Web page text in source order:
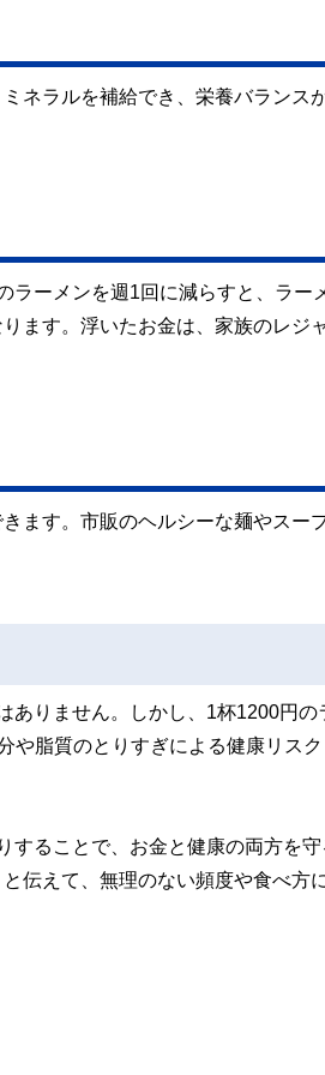
ネラルを補給でき、栄養バランス
ラーメンを週1回に減らすと、ラー
ます。浮いたお金は、家族のレジ
ます。市販のヘルシーな麺やスー
ありません。しかし、1杯1200円の
や脂質のとりすぎによる健康リス
することで、お金と健康の両方を守
伝えて、無理のない頻度や食べ方